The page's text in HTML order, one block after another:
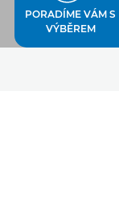
PORADÍME VÁM S
VÝBĚREM